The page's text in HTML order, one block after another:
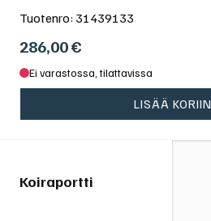
Tuotenro: 31439133
286,00€
Ei varastossa, tilattavissa
LISÄÄ KORIIN
Koiraportti